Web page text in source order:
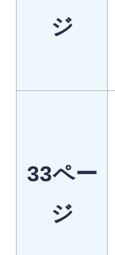
ジ
33ペー
ジ